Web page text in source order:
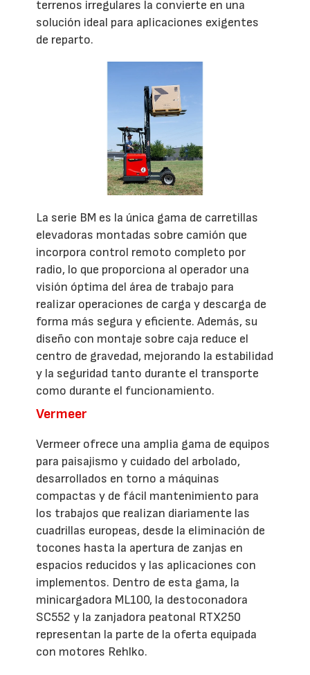
terrenos irregulares la convierte en una
solución ideal para aplicaciones exigentes
de reparto.
La serie BM es la única gama de carretillas
elevadoras montadas sobre camión que
incorpora control remoto completo por
radio, lo que proporciona al operador una
visión óptima del área de trabajo para
realizar operaciones de carga y descarga de
forma más segura y eficiente. Además, su
diseño con montaje sobre caja reduce el
centro de gravedad, mejorando la estabilidad
y la seguridad tanto durante el transporte
como durante el funcionamiento.
Vermeer
Vermeer ofrece una amplia gama de equipos
para paisajismo y cuidado del arbolado,
desarrollados en torno a máquinas
compactas y de fácil mantenimiento para
los trabajos que realizan diariamente las
cuadrillas europeas, desde la eliminación de
tocones hasta la apertura de zanjas en
espacios reducidos y las aplicaciones con
implementos. Dentro de esta gama, la
minicargadora ML100, la destoconadora
SC552 y la zanjadora peatonal RTX250
representan la parte de la oferta equipada
con motores Rehlko.